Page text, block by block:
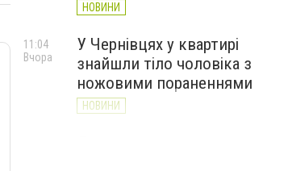
НОВИНИ
У Чернівцях у квартирі
знайшли тіло чоловіка з
ножовими пораненнями
НОВИНИ
11:04
Вчора